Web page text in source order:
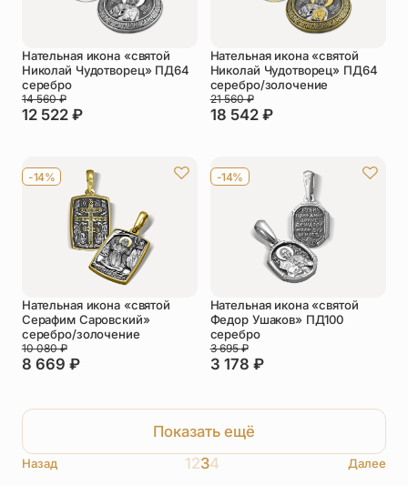
Нательная икона «святой
Николай Чудотворец» ПД64
серебро
12 522 ₽
14 560₽
Нательная икона «святой
Николай Чудотворец» ПД64
серебро/золочение
18 542 ₽
21 560₽
-14%
Нательная икона «святой
Серафим Саровский»
серебро/золочение
8 669 ₽
10 080₽
-14%
Нательная икона «святой
Федор Ушаков» ПД100
серебро
3 178 ₽
3 695₽
Показать ещё
Назад 1234 Далее